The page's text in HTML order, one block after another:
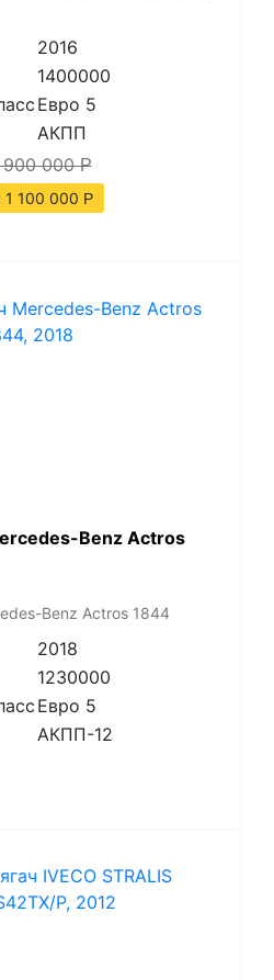
2016
1400000
Евро 5
АКПП
900 000Р
1 100 000 Р
Benz Actros
Benz Actros 1844
2018
1230000
Евро 5
АКПП-12